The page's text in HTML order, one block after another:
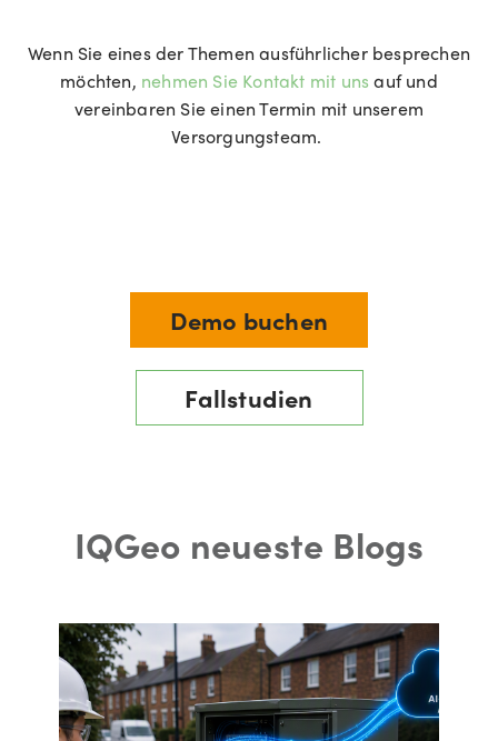
Wenn Sie eines der Themen ausführlicher besprechen
möchten, nehmen Sie Kontakt mit unsauf und
vereinbaren Sie einen Termin mit unserem
Versorgungsteam.
Demo buchen
Fallstudien
IQGeo neueste Blogs